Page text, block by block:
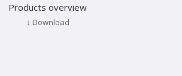
Products overview
↓ Download